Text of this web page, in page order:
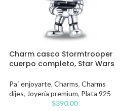
Charm casco Stormtrooper
cuerpo completo, Star Wars
Pa´ enjoyarte, Charms, Charms
dijes, Joyería premium, Plata 925
$390.00